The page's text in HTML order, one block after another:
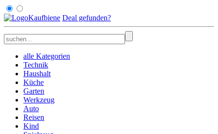
Kaufbiene Deal gefunden?
alle Kategorien
Technik
Haushalt
Küche
Garten
Werkzeug
Auto
Reisen
Kind